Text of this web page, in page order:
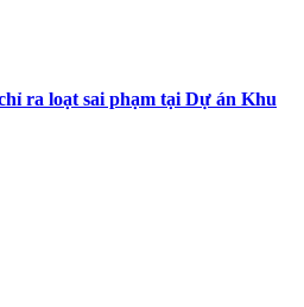
ra loạt sai phạm tại Dự án Khu